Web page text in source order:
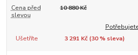
Cena před
slevou
10 880 Kč
Ušetříte
3 291 Kč (30% sleva)